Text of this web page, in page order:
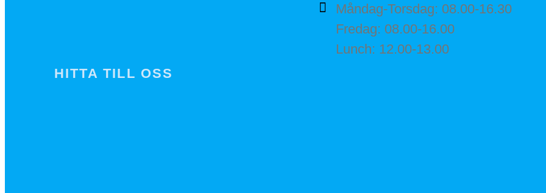
Måndag-Torsdag: 08.00-16.30
Fredag: 08.00-16.00
Lunch: 12.00-13.00
HITTA TILL OSS